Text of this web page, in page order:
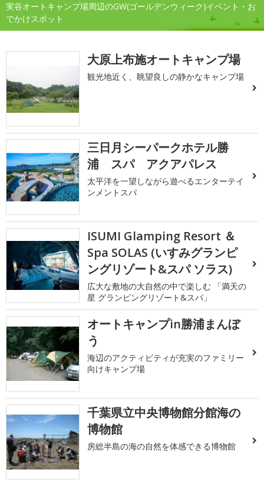
実谷オートキャンプ場周辺のGW(ゴールデンウィーク)イベント・お
でかけスポット
大原上布施オートキャンプ場
観光地近く、眺望良しの静かなキャンプ場
三日月シーパークホテル勝
浦 スパ アクアパレス
太平洋を一望しながら遊べるエンターテイ
ンメントスパ
ISUMI Glamping Resort ＆
Spa SOLAS (いすみグランピ
ングリゾート&スパ ソラス)
広大な敷地の大自然の中で楽しむ 「満天の
星 グランピングリゾート&スパ」
オートキャンプin勝浦まんぼ
う
海辺のアクティビティが充実のファミリー
向けキャンプ場
千葉県立中央博物館分館海の
博物館
房総半島の海の自然を体感できる博物館